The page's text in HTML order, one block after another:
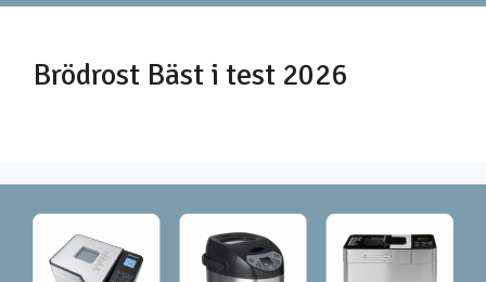
Brödrost Bäst i test 2026